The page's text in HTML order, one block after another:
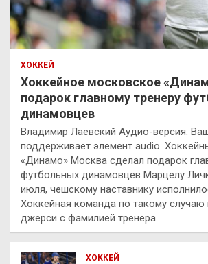
ХОККЕЙ
Хоккейное московское
подарок главному тренеру
динамовцев
Владимир Лаевский Аудио-версия:
поддерживает элемент audio.
«Динамо» Москва сделал подарок
футбольных динамовцев Марцелу
июля, чешскому наставнику
Хоккейная команда по такому случаю
джерси с фамилией тренера…
ХОККЕЙ